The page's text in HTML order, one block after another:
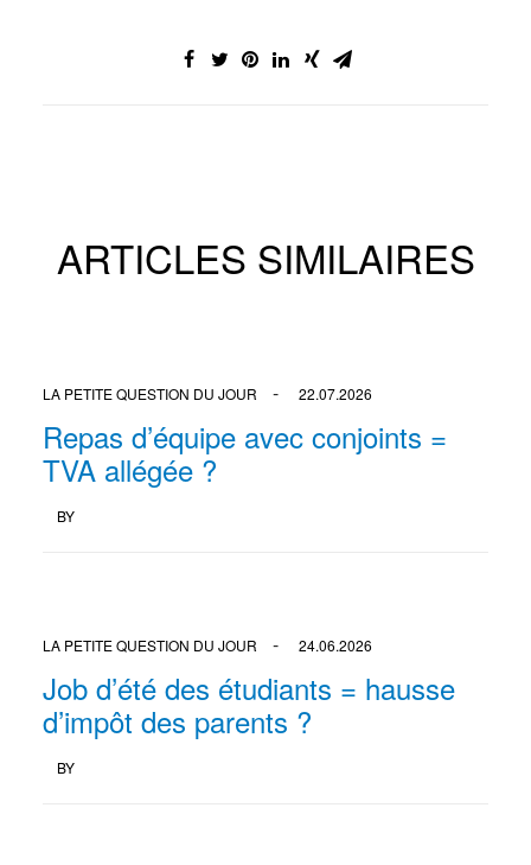
ARTICLES SIMILAIRES
LA PETITE QUESTION DU JOUR 22.07.2026
Repas d’équipe avec conjoints =
TVA allégée ?
BY
LA PETITE QUESTION DU JOUR 24.06.2026
Job d’été des étudiants = hausse
d’impôt des parents ?
BY